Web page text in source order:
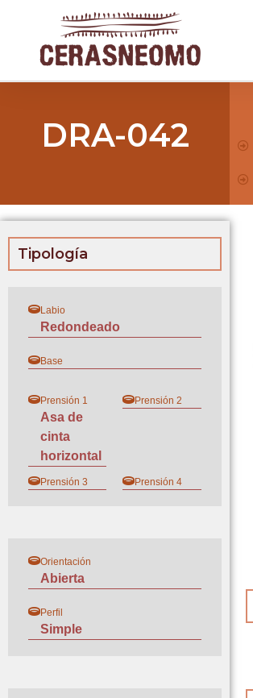
DRA-042
Tipología
Labio
Redondeado
Base
Prensión 1
Asa de
cinta
horizontal
Prensión 2
Prensión 3 Prensión 4
Orientación
Abierta
Perfil
Simple